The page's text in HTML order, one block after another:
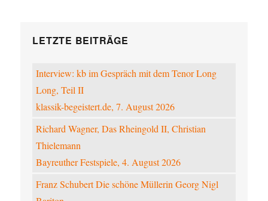
LETZTE BEITRÄGE
Interview: kb im Gespräch mit dem Tenor Long
Long, Teil II
klassik-begeistert.de, 7. August 2026
Richard Wagner, Das Rheingold II, Christian
Thielemann
Bayreuther Festspiele, 4. August 2026
Franz Schubert Die schöne Müllerin Georg Nigl